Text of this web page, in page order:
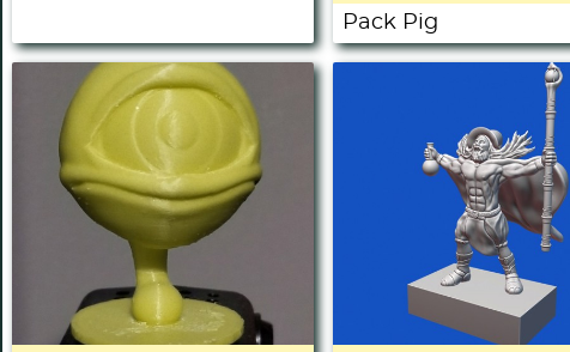
Pack Pig